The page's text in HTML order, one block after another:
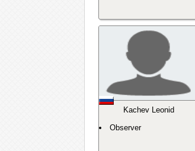
Kachev Leonid
Observer